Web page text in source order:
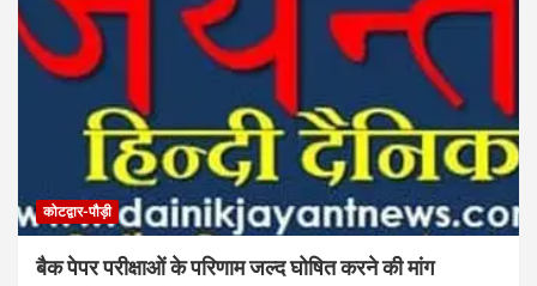
कोटद्वार-पौड़ी
बैक पेपर परीक्षाओं के परिणाम जल्द घोषित करने की मांग